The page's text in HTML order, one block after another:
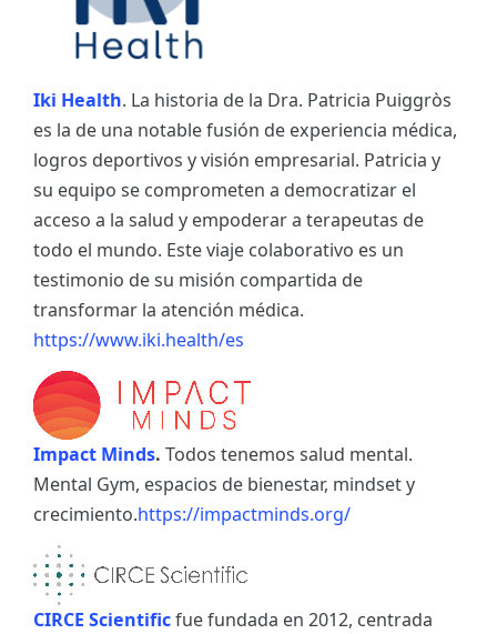
Iki Health. La historia de la Dra. Patricia Puiggròs
es la de una notable fusión de experiencia médica,
logros deportivos y visión empresarial. Patricia y
su equipo se comprometen a democratizar el
acceso a la salud y empoderar a terapeutas de
todo el mundo. Este viaje colaborativo es un
testimonio de su misión compartida de
transformar la atención médica.
https://www.iki.health/es
Impact Minds. Todos tenemos salud mental.
Mental Gym, espacios de bienestar, mindset y
crecimiento.https://impactminds.org/
CIRCE Scientificfue fundada en 2012, centrada